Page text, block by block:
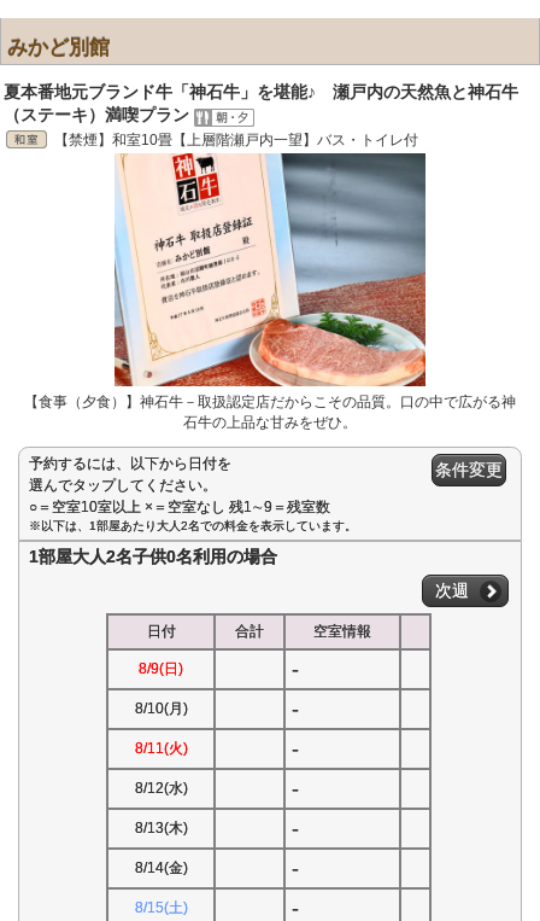
みかど別館
夏本番地元ブランド牛「神石牛」を堪能♪ 瀬戸内の天然魚と神石牛
（ステーキ）満喫プラン
【禁煙】和室10畳【上層階瀬戸内一望】バス・トイレ付
【食事（夕食）】神石牛－取扱認定店だからこその品質。口の中で広がる神
石牛の上品な甘みをぜひ。
予約するには、以下から日付を
選んでタップしてください。
○＝空室10室以上 ×＝空室なし 残1∼9＝残室数
条件変更
※以下は、1部屋あたり大人2名での料金を表示しています。
1部屋大人2名子供0名利用の場合
次週
日付 合計 空室情報
8/9(日) -
8/10(月) -
8/11(火) -
8/12(水) -
8/13(木) -
8/14(金) -
8/15(土) -